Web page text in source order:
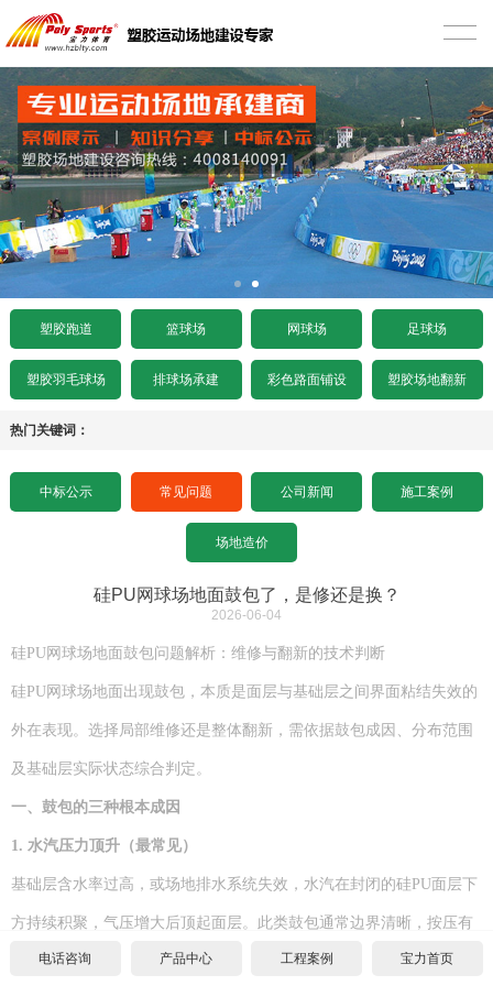
塑胶跑道 篮球场 网球场 足球场
塑胶羽毛球场 排球场承建 彩色路面铺设 塑胶场地翻新
热门关键词：
中标公示 常见问题 公司新闻 施工案例
场地造价
硅PU网球场地面鼓包了，是修还是换？
2026-06-04
硅PU网球场地面鼓包问题解析：维修与翻新的技术判断
硅PU网球场地面出现鼓包，本质是面层与基础层之间界面粘结失效的
外在表现。选择局部维修还是整体翻新，需依据鼓包成因、分布范围
及基础层实际状态综合判定。
一、 鼓包的三种根本成因
1. 水汽压力顶升（最常见）
基础层含水率过高，或场地排水系统失效，水汽在封闭的硅PU面层下
方持续积聚，气压增大后顶起面层。此类鼓包通常边界清晰，按压有
明显弹性感，切开后可见明显水汽凝结。
首页
塑胶跑道
混合型塑胶跑道
透气型塑胶跑道
预制型塑胶跑道
施工案例
设计图纸下载
篮球场
硅PU篮球场
EPDM篮球场
室内木地板篮球场
招标文件下载
设计图纸下载
网球场
丙烯酸网球场
硅PU网球场
人造草坪网球场
沥青基础要求
招标文件下载
设计图纸下载
人造草足球场
水泥基础要求
沥青基础要求
招标文件下载
设计图纸下载
工程项目
其它运动场地施工
常见问题
公司新闻
施工案例
联系宝力
宝力招聘
电话咨询 产品中心 工程案例 宝力首页